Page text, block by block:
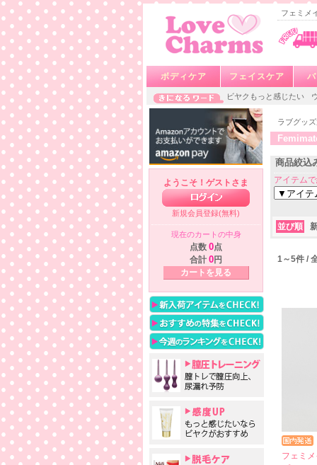
フェミメ
ボディケア フェイスケア
ビヤクもっと感じたい
ようこそ！ゲストさま
新規会員登録(無料)
現在のカートの中身
点数 0点
合計 0円
カートを見る
ラブグッ
商品絞込
アイテム
並び順
1～5件 /
フェミ